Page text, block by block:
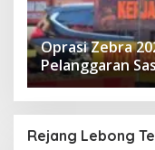
Oprasi Zebra
Pelanggaran
Rejang Lebong